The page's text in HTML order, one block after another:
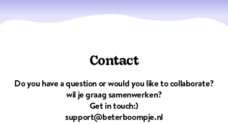
Contact
Do you have a question or would you like to collaborate?
wil je graag samenwerken?
Get in touch:)
support@beterboompje.nl